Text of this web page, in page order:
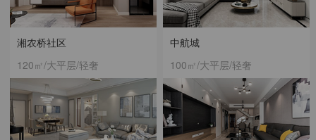
中航城
100㎡/大平层/轻奢
湘农桥社区
120㎡/大平层/轻奢